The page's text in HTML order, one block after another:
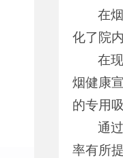
在
化了院
在
烟健康
的专用
通
率有所